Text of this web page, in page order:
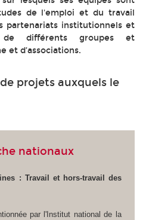
de l'emploi et du travail
partenariats institutionnels et
différents groupes et
et d’associations.
projets auxquels le
nationaux
: Travail et hors-travail des
par l'Institut national de la